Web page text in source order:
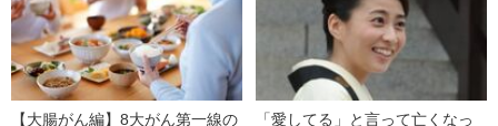
【大腸がん編】8大がん第一線の
「愛してる」と言って亡くなっ